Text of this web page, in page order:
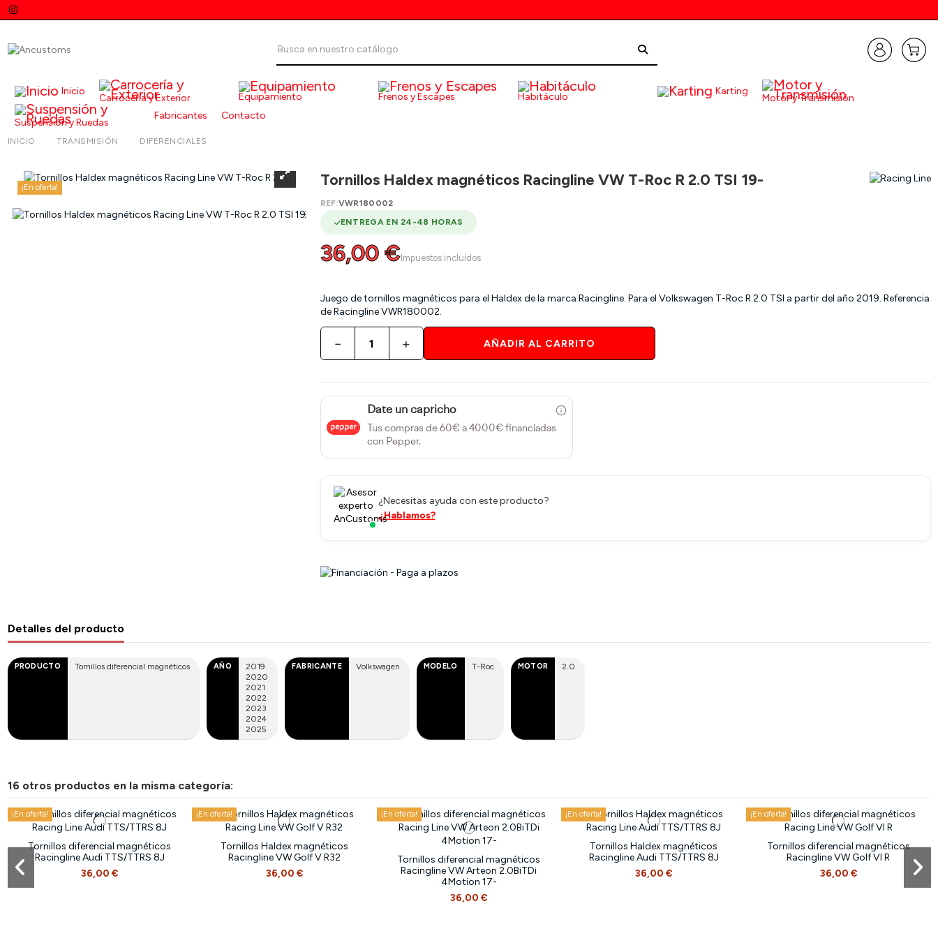
Inicio
Carrocería y Exterior Equipamiento Frenos y Escapes Habitáculo Karting
Motor y Transmisión
Suspensión y Ruedas
Fabricantes Contacto
INICIO TRANSMISIÓN DIFERENCIALES
¡En oferta! Tornillos Haldex magnéticos Racingline VW T-Roc R 2.0 TSI 19-
REF:VWR180002
ENTREGA EN 24-48 HORAS
36,00 €Impuestos incluidos
Juego de tornillos magnéticos para el Haldex de la marca Racingline. Para el Volkswagen T-Roc R 2.0 TSI a partir del año 2019. Referencia
de Racingline VWR180002.
− + AÑADIR AL CARRITO
Date un capricho
Tus compras de 60€ a 4000€ financiadas
con Pepper.
¿Necesitas ayuda con este producto?
¿Hablamos?
Detalles del producto
PRODUCTO Tornillos diferencial magnéticos AÑO
2019
2020
2021
2022
2023
2024
2025
FABRICANTE Volkswagen MODELO T-Roc MOTOR 2.0
16 otros productos en la misma categoría:
¡En oferta!
Tornillos diferencial magnéticos
Racingline Audi TTS/TTRS 8J
36,00 €
¡En oferta!
Tornillos Haldex magnéticos
Racingline VW Golf V R32
36,00 €
¡En oferta!
Tornillos diferencial magnéticos
Racingline VW Arteon 2.0BiTDi
4Motion 17-
36,00 €
¡En oferta!
Tornillos Haldex magnéticos
Racingline Audi TTS/TTRS 8J
36,00 €
¡En oferta!
Tornillos diferencial magnéticos
Racingline VW Golf VI R
36,00 €